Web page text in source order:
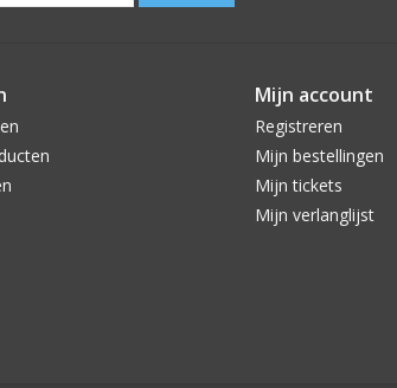
Mijn account
Registreren
Mijn bestellingen
Mijn tickets
Mijn verlanglijst